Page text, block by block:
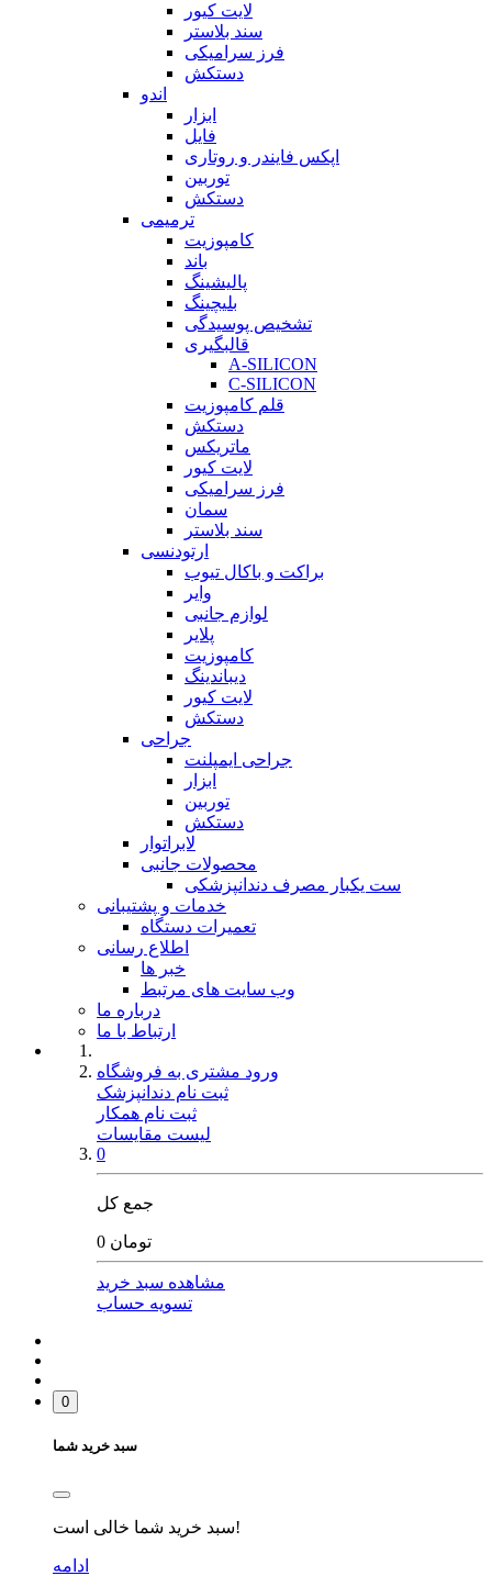
لایت کیور
سند بلاستر
فرز سرامیکی
دستکش
اندو
ابزار
فایل
اپکس فایندر و روتاری
توربین
دستکش
ترمیمی
کامپوزیت
باند
پالیشینگ
بلیچینگ
تشخیص پوسیدگی
قالبگیری
A-SILICON
C-SILICON
قلم کامپوزیت
دستکش
ماتریکس
لایت کیور
فرز سرامیکی
سمان
سند بلاستر
ارتودنسی
براکت و باکال تیوب
وایر
لوازم جانبی
پلایر
کامپوزیت
دیباندینگ
لایت کیور
دستکش
جراحی
جراحی ایمپلنت
ابزار
توربین
دستکش
لابراتوار
محصولات جانبی
ست یکبار مصرف دندانپزشکی
خدمات و پشتیبانی
تعمیرات دستگاه
اطلاع رسانی
خبر ها
وب سایت های مرتبط
درباره ما
ارتباط با ما
ورود مشتری به فروشگاه
ثبت نام دندانپزشک
ثبت نام همکار
لیست مقایسات
0
جمع کل
0 تومان
مشاهده سبد خرید
تسویه حساب
0
سبد خرید شما
سبد خرید شما خالی است!
ادامه